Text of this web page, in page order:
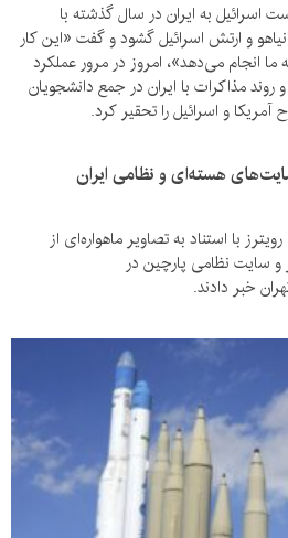
به ایران در سال گذشته با
و ارتش اسرائیل گشود و گفت «این کار
انجام می‌دهد»، امروز در مرور عملکرد
روند مذاکرات با ایران در جمع دانشجویان
و اسرائیل را تحقیر کرد.
هسته‌ای و نظامی ایران
با استناد به تصاویر ماهواره‌ای از
سایت نظامی پارچین در